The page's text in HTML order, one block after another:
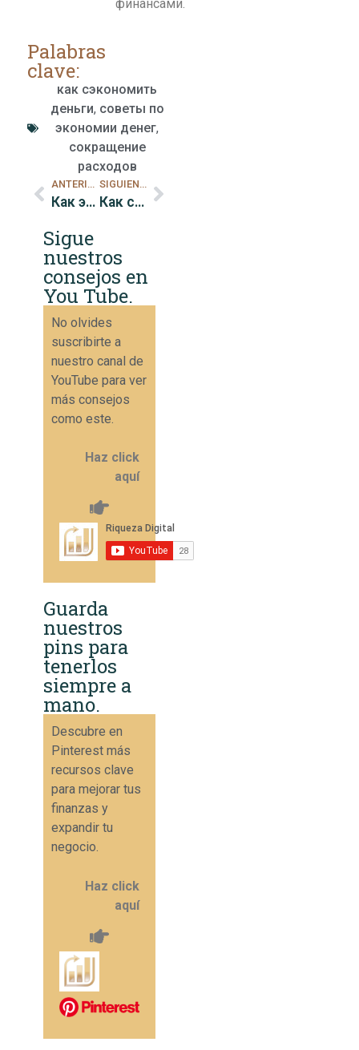
финансами.
Palabras
clave:
как сэкономить
деньги, советы по
экономии денег,
сокращение
расходов
Как экономить и инвестировать с умом Как составить эффективный месячный бюджет
Sigue
nuestros
consejos en
You Tube.
No olvides
suscribirte a
nuestro canal de
YouTube para ver
más consejos
como este.
Haz click
aquí
Guarda
nuestros
pins para
tenerlos
siempre a
mano.
Descubre en
Pinterest más
recursos clave
para mejorar tus
finanzas y
expandir tu
negocio.
Haz click
aquí